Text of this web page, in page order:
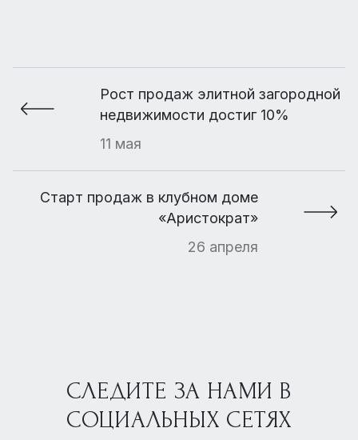
Рост продаж элитной загородной
недвижимости достиг 10%
11 мая
Старт продаж в клубном доме
«Аристократ»
26 апреля
СЛЕДИТЕ ЗА НАМИ В
СОЦИАЛЬНЫХ СЕТЯХ